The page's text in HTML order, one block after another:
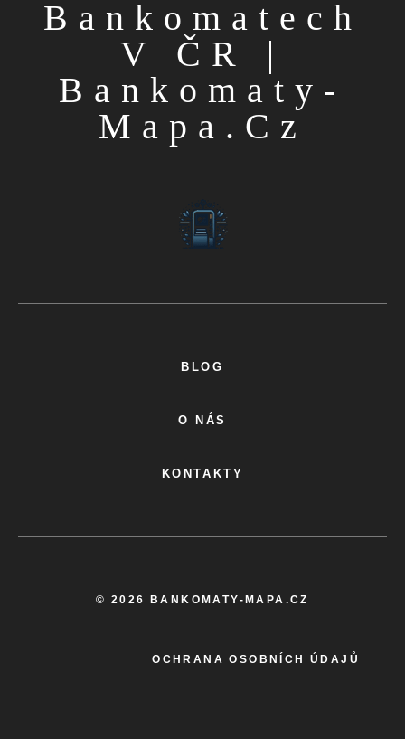
Bankomatech
V ČR |
Bankomaty-
Mapa.cz
BLOG
O NÁS
KONTAKTY
© 2026 BANKOMATY-MAPA.CZ
OCHRANA OSOBNÍCH ÚDAJŮ